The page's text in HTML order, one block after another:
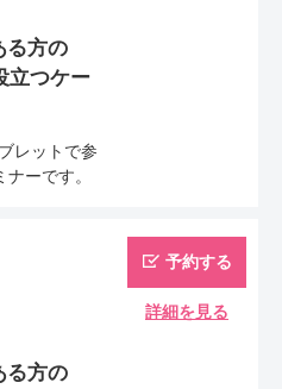
にライフプランを提案し
る方の
立つケー
レットで参
ーです。
る方の
予約する
詳細を見る